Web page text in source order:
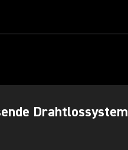
Drahtlossystem